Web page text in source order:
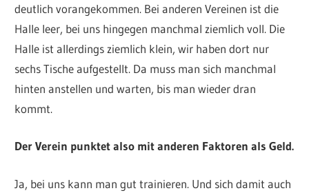
deutlich vorangekommen. Bei anderen Vereinen ist die
Halle leer, bei uns hingegen manchmal ziemlich voll. Die
Halle ist allerdings ziemlich klein, wir haben dort nur
sechs Tische aufgestellt. Da muss man sich manchmal
hinten anstellen und warten, bis man wieder dran
kommt.
Der Verein punktet also mit anderen Faktoren als Geld.
Ja, bei uns kann man gut trainieren. Und sich damit auch